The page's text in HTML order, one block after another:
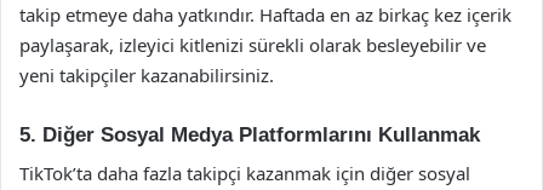
takip etmeye daha yatkındır. Haftada en az birkaç kez içerik
paylaşarak, izleyici kitlenizi sürekli olarak besleyebilir ve
yeni takipçiler kazanabilirsiniz.
5. Diğer Sosyal Medya Platformlarını Kullanmak
TikTok’ta daha fazla takipçi kazanmak için diğer sosyal